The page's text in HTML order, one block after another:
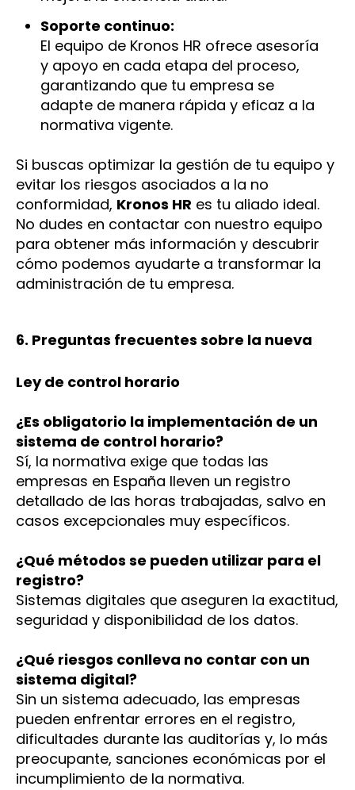
Soporte continuo:
El equipo de Kronos HR ofrece asesoría
y apoyo en cada etapa del proceso,
garantizando que tu empresa se
adapte de manera rápida y eficaz a la
normativa vigente.
Si buscas optimizar la gestión de tu equipo y
evitar los riesgos asociados a la no
conformidad, Kronos HR es tu aliado ideal.
No dudes en contactar con nuestro equipo
para obtener más información y descubrir
cómo podemos ayudarte a transformar la
administración de tu empresa.
6. Preguntas frecuentes sobre la nueva
Ley de control horario
¿Es obligatorio la implementación de un
sistema de control horario?
Sí, la normativa exige que todas las
empresas en España lleven un registro
detallado de las horas trabajadas, salvo en
casos excepcionales muy específicos.
¿Qué métodos se pueden utilizar para el
registro?
Sistemas digitales que aseguren la exactitud,
seguridad y disponibilidad de los datos.
¿Qué riesgos conlleva no contar con un
sistema digital?
Sin un sistema adecuado, las empresas
pueden enfrentar errores en el registro,
dificultades durante las auditorías y, lo más
preocupante, sanciones económicas por el
incumplimiento de la normativa.